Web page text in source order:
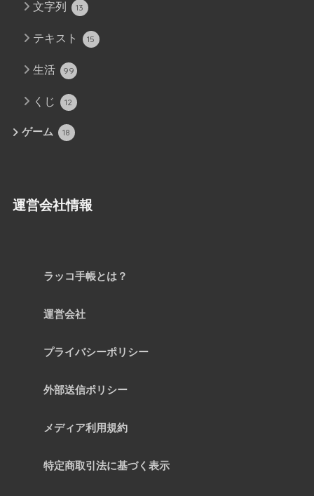
文字列 13
テキスト 15
生活 99
くじ 12
ゲーム 18
運営会社情報
ラッコ手帳とは？
運営会社
プライバシーポリシー
外部送信ポリシー
メディア利用規約
特定商取引法に基づく表示